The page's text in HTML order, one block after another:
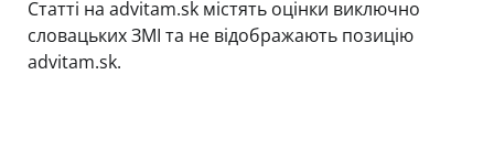
Статті на advitam.sk містять оцінки виключно
словацьких ЗМІ та не відображають позицію
advitam.sk.